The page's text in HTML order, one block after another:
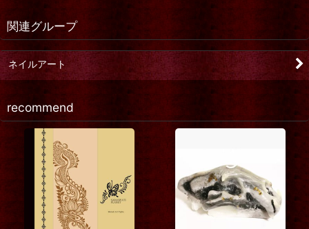
関連グループ
ネイルアート
recommend